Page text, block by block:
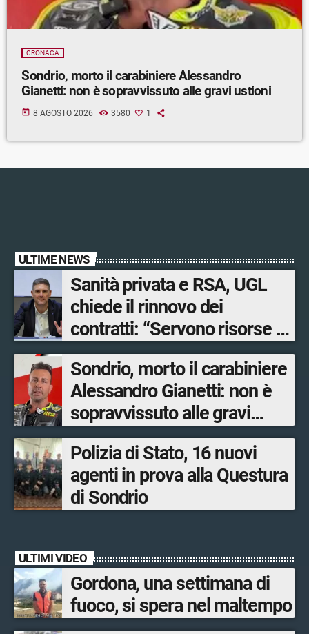
CRONACA
Sondrio, morto il carabiniere Alessandro
Gianetti: non è sopravvissuto alle gravi ustioni
today 8 AGOSTO 2026 3580 1
ULTIME NEWS
Sanità privata e RSA, UGL
chiede il rinnovo dei
contratti: “Servono risorse e
salari adeguati”
Sondrio, morto il carabiniere
Alessandro Gianetti: non è
sopravvissuto alle gravi
ustioni
Polizia di Stato, 16 nuovi
agenti in prova alla Questura
di Sondrio
ULTIMI VIDEO
Gordona, una settimana di
fuoco, si spera nel maltempo